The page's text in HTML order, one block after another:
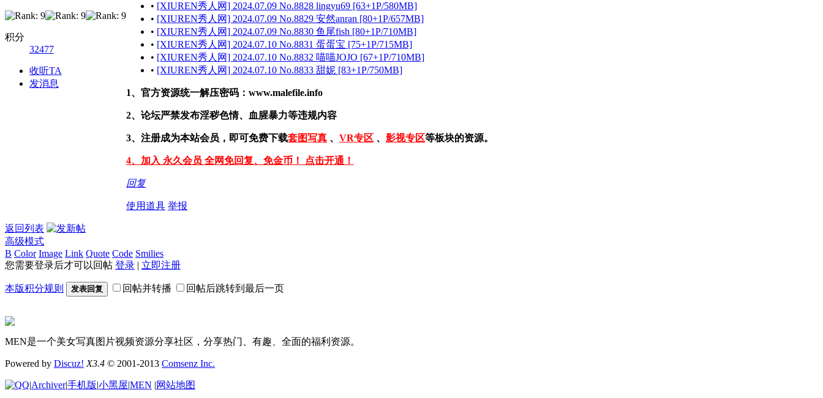
积分
32477
收听TA
发消息
• [XIUREN秀人网] 2024.07.09 No.8828 lingyu69 [63+1P/580MB]
• [XIUREN秀人网] 2024.07.09 No.8829 安然anran [80+1P/657MB]
• [XIUREN秀人网] 2024.07.09 No.8830 鱼尾fish [80+1P/710MB]
• [XIUREN秀人网] 2024.07.10 No.8831 蛋蛋宝 [75+1P/715MB]
• [XIUREN秀人网] 2024.07.10 No.8832 喵喵JOJO [67+1P/710MB]
• [XIUREN秀人网] 2024.07.10 No.8833 甜妮 [83+1P/750MB]
1、官方资源统一解压密码：www.malefile.info
2、论坛严禁发布淫秽色情、血腥暴力等违规内容
3、注册成为本站会员，即可免费下载套图写真 、 VR专区 、 影视专区等板块的资源。
4、加入 永久会员 全网免回复、免金币！ 点击开通！
回复
使用道具 举报
返回列表
高级模式
B Color Image Link Quote Code Smilies
您需要登录后才可以回帖 登录 | 立即注册
本版积分规则 发表回复 回帖并转播 回帖后跳转到最后一页
MEN是一个美女写真图片视频资源分享社区，分享热门、有趣、全面的福利资源。
Powered by Discuz! X3.4 © 2001-2013 Comsenz Inc.
|Archiver|手机版|小黑屋|MEN |网站地图